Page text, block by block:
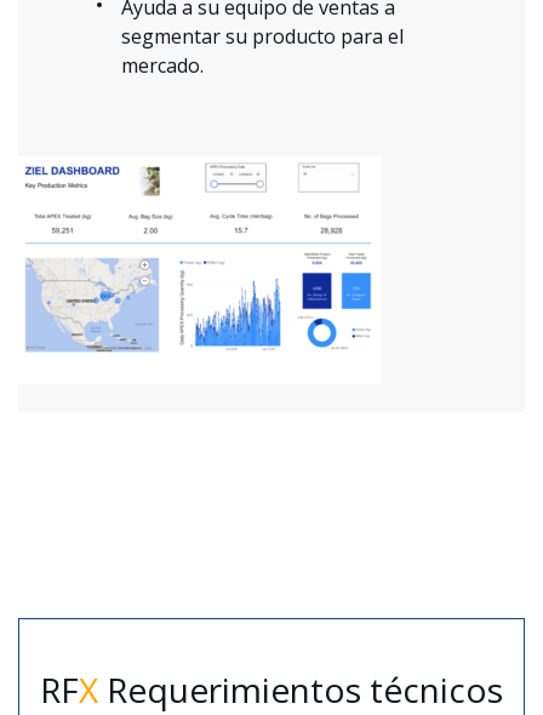
Ayuda a su equipo de ventas a
segmentar su producto para el
mercado.
RFX Requerimientos técnicos